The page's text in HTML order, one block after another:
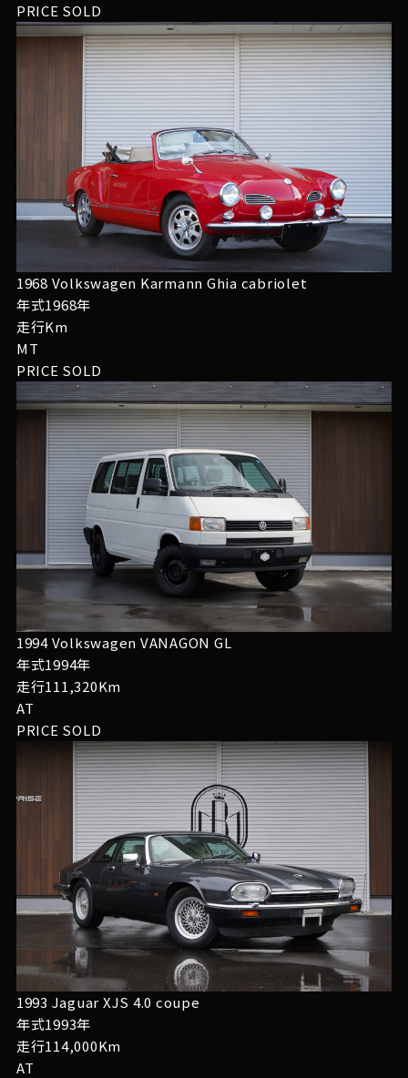
PRICE SOLD
1968 Volkswagen Karmann Ghia cabriolet
年式1968年
走行Km
MT
PRICE SOLD
1994 Volkswagen VANAGON GL
年式1994年
走行111,320Km
AT
PRICE SOLD
1993 Jaguar XJS 4.0 coupe
年式1993年
走行114,000Km
AT